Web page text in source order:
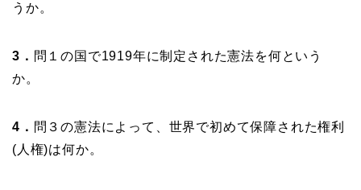
うか。
3． 問 １の国で1919年に制定された憲法を何という
か。
4． 問 ３の憲法によって、世界で初めて保障された権利
(人権)は何か。